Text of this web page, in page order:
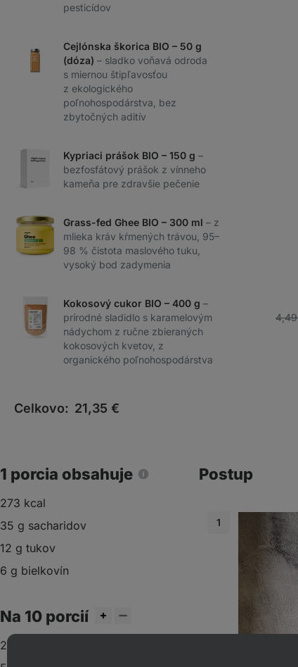
pesticídov
Cejlónska škorica BIO – 50 g
(dóza) – sladko voňavá odroda
s miernou štipľavosťou
z ekologického
poľnohospodárstva, bez
zbytočných aditív
Kypriaci prášok BIO – 150 g –
bezfosfátový prášok z vínneho
kameňa pre zdravšie pečenie
Grass-fed Ghee BIO – 300 ml – z
mlieka kráv kŕmených trávou, 95–
98 % čistota maslového tuku,
vysoký bod zadymenia
Kokosový cukor BIO – 400 g –
prírodné sladidlo s karamelovým
nádychom z ručne zbieraných
kokosových kvetov, z
organického poľnohospodárstva
Celkovo: 21,35 €
1 porcia obsahuje
273 kcal
35 g sacharidov
12 g tukov
6 g bielkovín
Na 10 porcií
200 g hladkej múky
Postup